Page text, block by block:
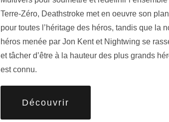
Terre-Zéro, Deathstroke met en oeuvre son
pour toutes l’héritage des héros, tandis que la
héros menée par Jon Kent et Nightwing se
et tâcher d’être à la hauteur des plus grands
est connu.
Découvrir